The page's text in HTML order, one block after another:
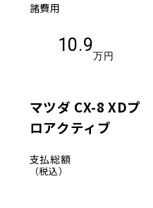
諸費用
10.9
万円
マツダ CX-8 XDプ
ロアクティブ
支払総額
（税込）